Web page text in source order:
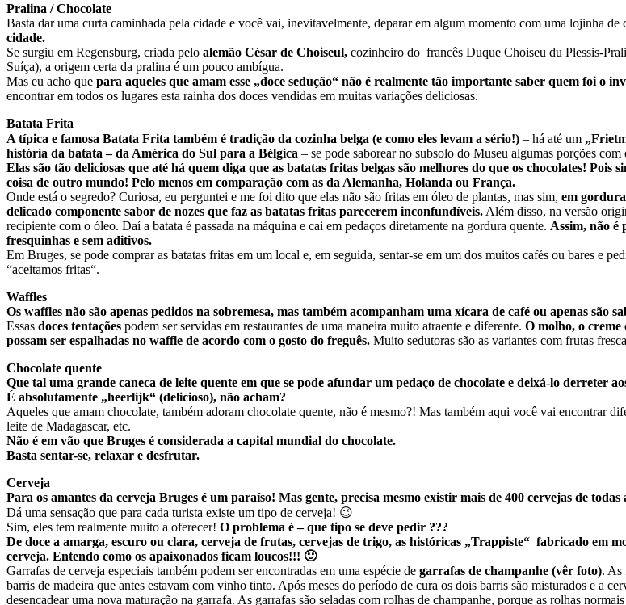
Pralina / Chocolate
Basta dar uma curta caminhada pela cidade e você vai, inevitavelmente, deparar em algum momento com uma lojinha de
cidade.
Se surgiu em Regensburg, criada pelo alemão César de Choiseul, cozinheiro do francês Duque Choiseu du Plessis-
Suíça), a origem certa da pralina é um pouco ambígua.
Mas eu acho que para aqueles que amam esse „doce sedução“ não é realmente tão importante saber quem foi o
encontrar em todos os lugares esta rainha dos doces vendidas em muitas variações deliciosas.
Batata Frita
A típica e famosa Batata Frita também é tradição da cozinha belga (e como eles levam a sério!) – há até um
história da batata – da América do Sul para a Bélgica – se pode saborear no subsolo do Museu algumas porções com
Elas são tão deliciosas que até há quem diga que as batatas fritas belgas são melhores do que os chocolates! Pois
coisa de outro mundo! Pelo menos em comparação com as da Alemanha, Holanda ou França.
Onde está o segredo? Curiosa, eu perguntei e me foi dito que elas não são fritas em óleo de plantas, mas sim, em
delicado componente sabor de nozes que faz as batatas fritas parecerem inconfundíveis. Além disso, na versão
recipiente com o óleo. Daí a batata é passada na máquina e cai em pedaços diretamente na gordura quente. Assim, não é
fresquinhas e sem aditivos.
Em Bruges, se pode comprar as batatas fritas em um local e, em seguida, sentar-se em um dos muitos cafés ou bares e
“aceitamos fritas“.
Waffles
Os waffles não são apenas pedidos na sobremesa, mas também acompanham uma xícara de café ou apenas são
Essas doces tentações podem ser servidas em restaurantes de uma maneira muito atraente e diferente. O molho, o creme
possam ser espalhadas no waffle de acordo com o gosto do freguês. Muito sedutoras são as variantes com frutas
Chocolate quente
Que tal uma grande caneca de leite quente em que se pode afundar um pedaço de chocolate e deixá-lo derreter
É absolutamente „heerlijk“ (delicioso), não acham?
Aqueles que amam chocolate, também adoram chocolate quente, não é mesmo?! Mas também aqui você vai encontrar
leite de Madagascar, etc.
Não é em vão que Bruges é considerada a capital mundial do chocolate.
Basta sentar-se, relaxar e desfrutar.
Cerveja
Para os amantes da cerveja Bruges é um paraíso! Mas gente, precisa mesmo existir mais de 400 cervejas de
Dá uma sensação que para cada turista existe um tipo de cerveja! 😉
Sim, eles tem realmente muito a oferecer! O problema é – que tipo se deve pedir ???
De doce a amarga, escuro ou clara, cerveja de frutas, cervejas de trigo, as históricas „Trappiste“ fabricado em
cerveja. Entendo como os apaixonados ficam loucos!!! 🙂
Garrafas de cerveja especiais também podem ser encontradas em uma espécie de garrafas de champanhe (vêr foto). As
barris de madeira que antes estavam com vinho tinto. Após meses do período de cura os dois barris são misturados e a
desencadear uma nova maturação na garrafa. As garrafas são seladas com rolhas de champanhe, porque as rolhas